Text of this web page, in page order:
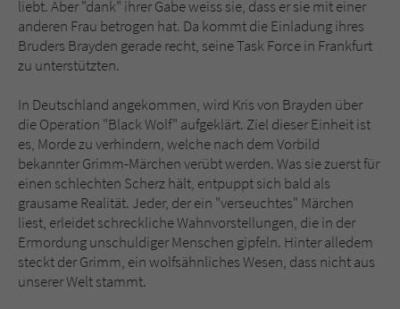
liebt. Aber "dank" ihrer Gabe weiss sie, dass er sie mit einer
anderen Frau betrogen hat. Da kommt die Einladung ihres
Bruders Brayden gerade recht, seine Task Force in Frankfurt
zu unterstützten.
In Deutschland angekommen, wird Kris von Brayden über
die Operation "Black Wolf" aufgeklärt. Ziel dieser Einheit ist
es, Morde zu verhindern, welche nach dem Vorbild
bekannter Grimm-Märchen verübt werden. Was sie zuerst für
einen schlechten Scherz hält, entpuppt sich bald als
grausame Realität. Jeder, der ein "verseuchtes" Märchen
liest, erleidet schreckliche Wahnvorstellungen, die in der
Ermordung unschuldiger Menschen gipfeln. Hinter alledem
steckt der Grimm, ein wolfsähnliches Wesen, dass nicht aus
unserer Welt stammt.